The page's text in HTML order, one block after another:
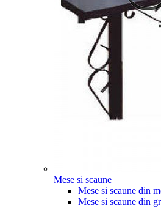
Mese si scaune
Mese si scaune din
Mese si scaune din